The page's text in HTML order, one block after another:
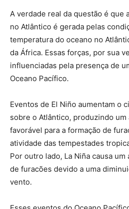
A verdade real da questão é que
no Atlântico é gerada pelas
temperatura do oceano no
da África. Essas forças, por sua
influenciadas pela presença de
Oceano Pacífico.
Eventos de El Niño aumentam o
sobre o Atlântico, produzindo
favorável para a formação de
atividade das tempestades
Por outro lado, La Niña causa
de furacões devido a uma
vento.